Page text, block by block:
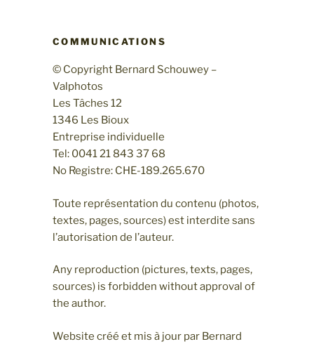
COMMUNICATIONS
© Copyright Bernard Schouwey –
Valphotos
Les Tâches 12
1346 Les Bioux
Entreprise individuelle
Tel: 0041 21 843 37 68
No Registre: CHE-189.265.670
Toute représentation du contenu (photos,
textes, pages, sources) est interdite sans
l’autorisation de l’auteur.
Any reproduction (pictures, texts, pages,
sources) is forbidden without approval of
the author.
Website créé et mis à jour par Bernard